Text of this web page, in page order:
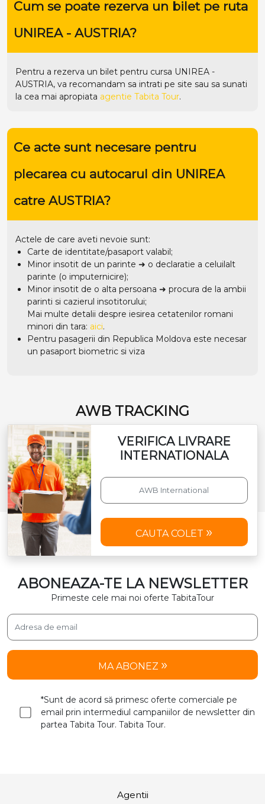
Cum se poate rezerva un bilet pe ruta
UNIREA - AUSTRIA?
Pentru a rezerva un bilet pentru cursa UNIREA -
AUSTRIA, va recomandam sa intrati pe site sau sa sunati
la cea mai apropiata agentie Tabita Tour.
Ce acte sunt necesare pentru
plecarea cu autocarul din UNIREA
catre AUSTRIA?
Actele de care aveti nevoie sunt:
Carte de identitate/pasaport valabil;
Minor insotit de un parinte ➜ o declaratie a celuilalt
parinte (o imputernicire);
Minor insotit de o alta persoana ➜ procura de la ambii
parinti si cazierul insotitorului;
Mai multe detalii despre iesirea cetatenilor romani
minori din tara: aici.
Pentru pasagerii din Republica Moldova este necesar
un pasaport biometric si viza
AWB TRACKING
VERIFICA LIVRARE
INTERNATIONALA
CAUTA COLET
ABONEAZA-TE LA NEWSLETTER
Primeste cele mai noi oferte TabitaTour
MA ABONEZ
*Sunt de acord să primesc oferte comerciale pe
email prin intermediul campaniilor de newsletter din
partea Tabita Tour. Tabita Tour.
Agentii